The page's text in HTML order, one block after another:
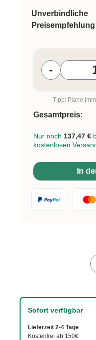
Sofort verfügbar
Lieferzeit 2-4 Tage
Kostenfrei ab 150€
Unverbindliche
Preisempfehlung
-
Tipp: Plane
Gesamtpreis:
Nur noch 137,47 €
kostenlosen
In